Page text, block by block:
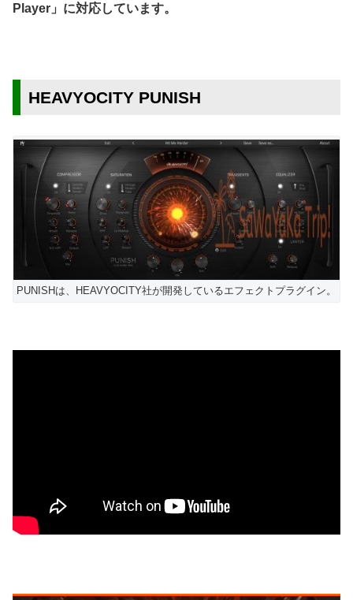
Player」に対応しています。
HEAVYOCITY PUNISH
PUNISHは、HEAVYOCITY社が開発しているエフェクトプラグイン。